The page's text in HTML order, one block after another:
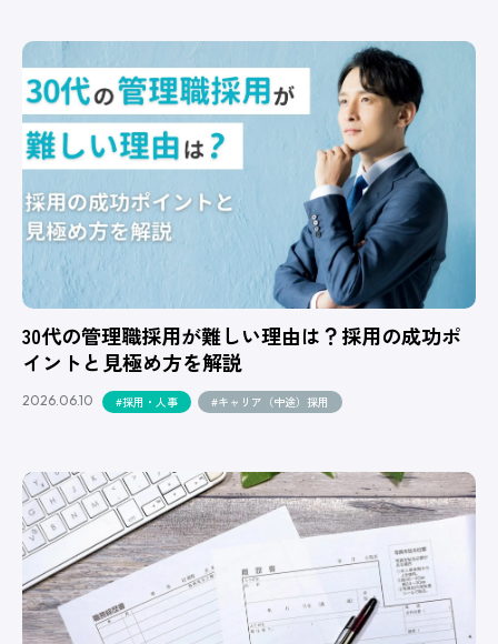
30代の管理職採用が難しい理由は？採用の成功ポ
イントと見極め方を解説
2026.06.10 #採用・人事 #キャリア（中途）採用